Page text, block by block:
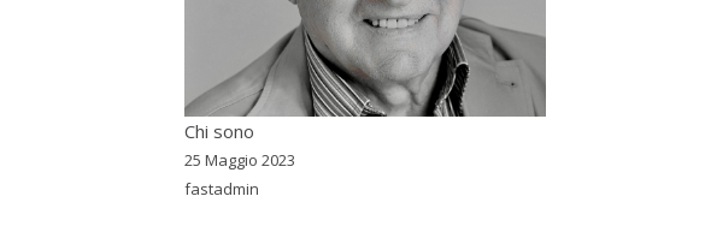
Chi sono
25 Maggio 2023
fastadmin